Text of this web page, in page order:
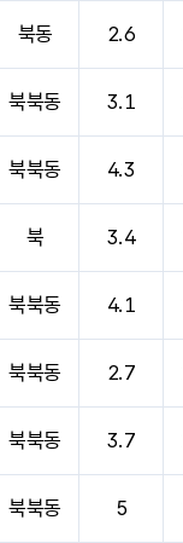
북동 2.6
북북동 3.1
북북동 4.3
북 3.4
북북동 4.1
북북동 2.7
북북동 3.7
북북동 5